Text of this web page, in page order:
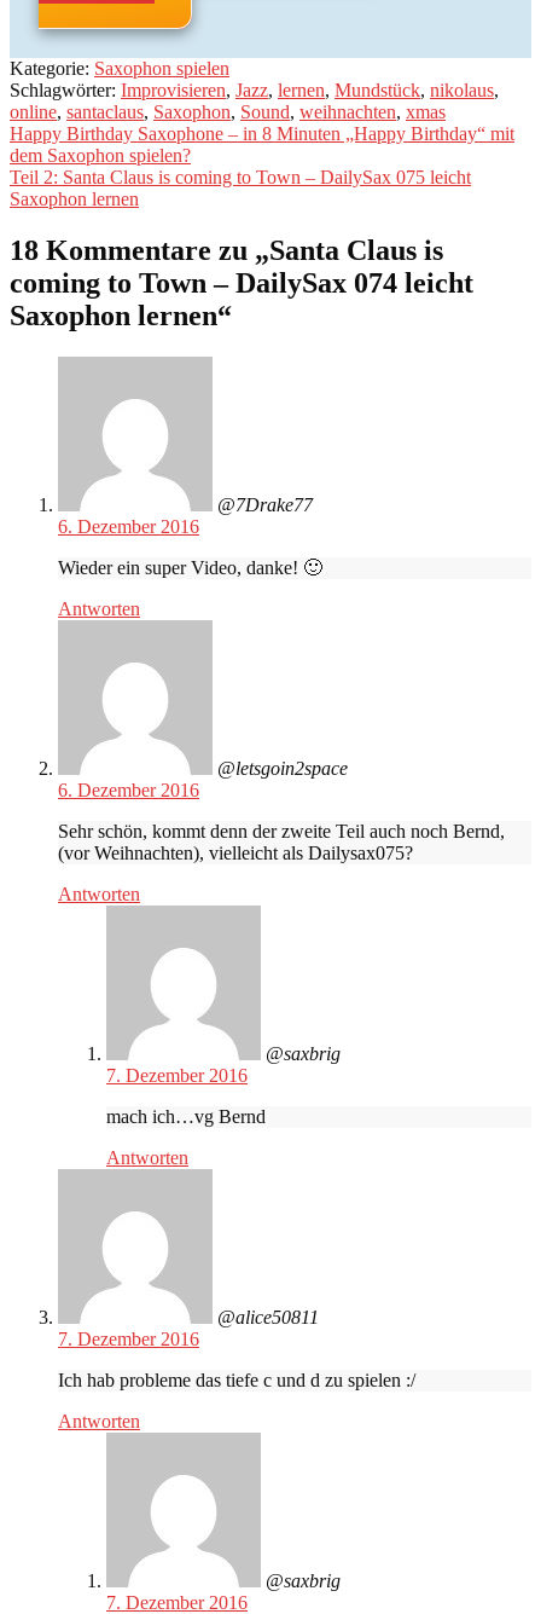
Kategorie: Saxophon spielen
Schlagwörter: Improvisieren, Jazz, lernen, Mundstück, nikolaus,
online, santaclaus, Saxophon, Sound, weihnachten, xmas
Beitragsnavigation
Vorheriger
Beitrag:
Happy Birthday Saxophone – in 8 Minuten „Happy Birthday“ mit
dem Saxophon spielen?
Nächster
Beitrag:
Teil 2: Santa Claus is coming to Town – DailySax 075 leicht
Saxophon lernen
18 Kommentare zu „Santa Claus is
coming to Town – DailySax 074 leicht
Saxophon lernen“
@7Drake77
6. Dezember 2016
Wieder ein super Video, danke! 🙂
Antworten
@letsgoin2space
6. Dezember 2016
Sehr schön, kommt denn der zweite Teil auch noch Bernd,
(vor Weihnachten), vielleicht als Dailysax075?
Antworten
@saxbrig
7. Dezember 2016
mach ich…vg Bernd
Antworten
@alice50811
7. Dezember 2016
Ich hab probleme das tiefe c und d zu spielen :/
Antworten
@saxbrig
7. Dezember 2016